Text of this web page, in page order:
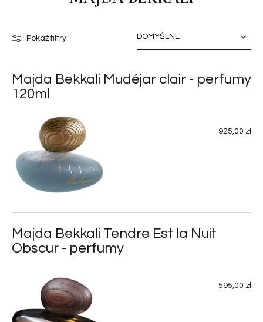
Pokaż filtry
Majda Bekkali Mudéjar clair - perfumy
120ml
925,00 zł
Majda Bekkali Tendre Est la Nuit
Obscur - perfumy
595,00 zł